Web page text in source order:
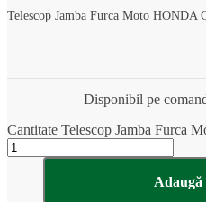
Telescop Jamba Furca Moto HONDA
Disponibil pe
Cantitate Telescop Jamba Furca
Adaugă